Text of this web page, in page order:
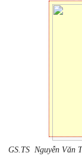
GS.TS Nguyễn Văn